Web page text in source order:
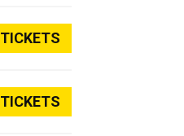
TICKETS
TICKETS